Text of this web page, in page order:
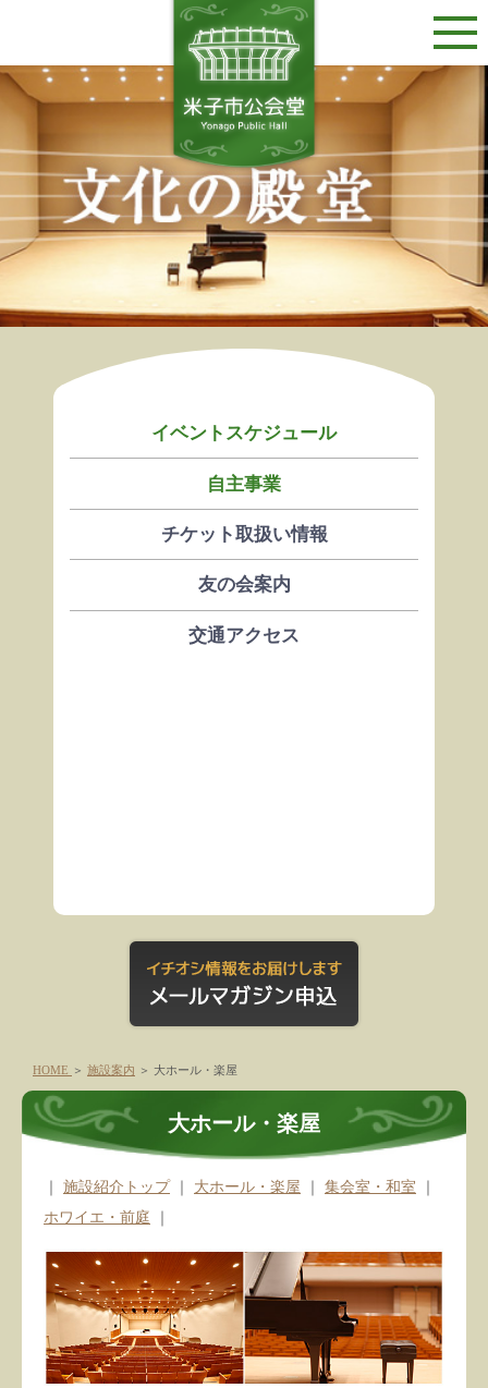
イベントスケジュール
自主事業
チケット取扱い情報
友の会案内
交通アクセス
HOME ＞ 施設案内 ＞ 大ホール・楽屋
大ホール・楽屋
｜ 施設紹介トップ｜ 大ホール・楽屋 ｜ 集会室・和室 ｜
ホワイエ・前庭 ｜